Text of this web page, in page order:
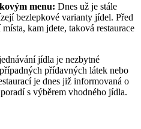
menu: Dnes už je stále
bezlepkové varianty jídel. Před
kam jdete, taková restaurace
jídla je nezbytné
přídavných látek nebo
je dnes již informovaná o
s výběrem vhodného jídla.